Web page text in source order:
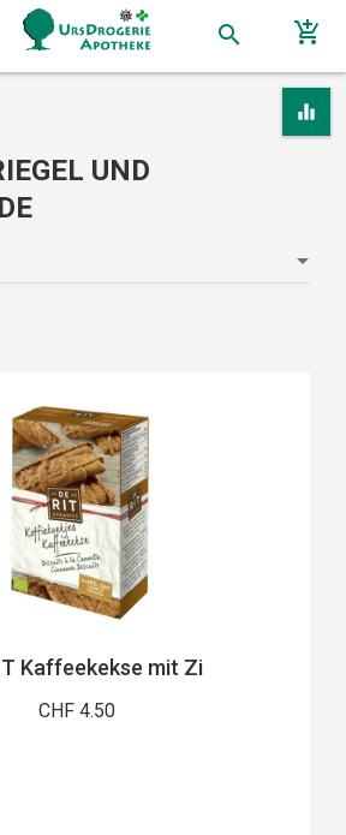
search add_shopping_cart
equalizer
UND
Kaffeekekse mit Zi
CHF 4.50